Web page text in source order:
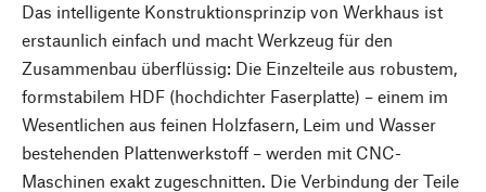
Das intelligente Konstruktionsprinzip von Werkhaus ist
erstaunlich einfach und macht Werkzeug für den
Zusammenbau überflüssig: Die Einzelteile aus robustem,
formstabilem HDF (hochdichter Faserplatte) – einem im
Wesentlichen aus feinen Holzfasern, Leim und Wasser
bestehenden Plattenwerkstoff – werden mit CNC-
Maschinen exakt zugeschnitten. Die Verbindung der Teile